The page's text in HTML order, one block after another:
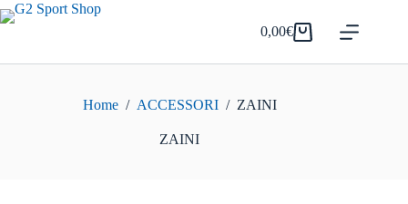
Salta
al
Carrello
0,00€
Home / ACCESSORI / ZAINI
ZAINI